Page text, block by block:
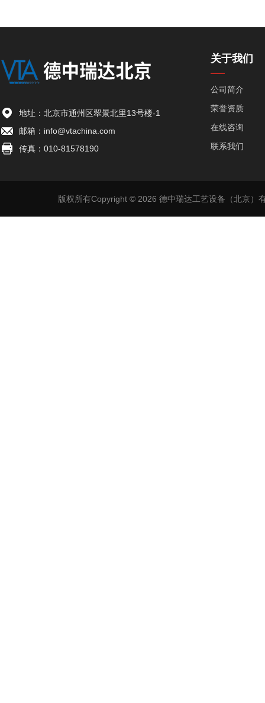
地址：北京市通州区翠景北里13号楼-1
邮箱：info@vtachina.com
传真：010-81578190
关于我们
公司简介
荣誉资质
在线咨询
联系我们
版权所有Copyright © 2026 德中瑞达工艺设备（北京